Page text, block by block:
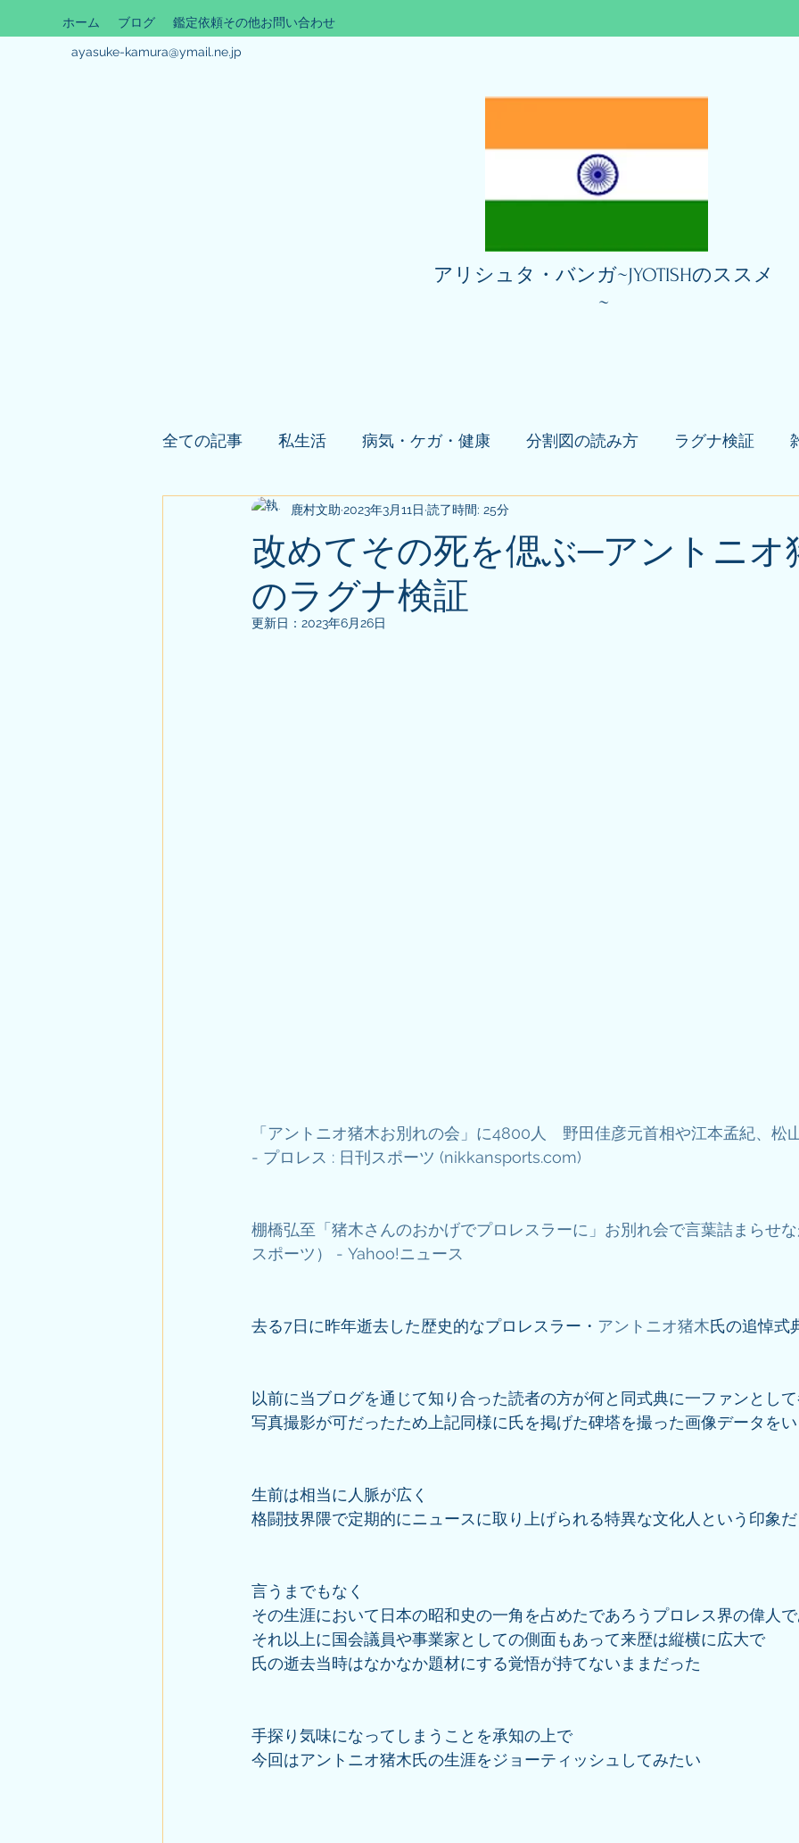
ホーム ブログ 鑑定依頼その他お問い合わせ
ayasuke-kamura@ymail.ne.jp
アリシュタ・バンガ~JYOTISHのススメ
~
全ての記事 私生活 病気・ケガ・健康 分割図の読み方 ラグナ検証
依頼者様の公開鑑定 その他(告知等)
改めてその死を偲ぶ─アントニオ
のラグナ検証
鹿村文助 2023年3月11日 読了時間: 25分
更新日： 2023年6月26日
「アントニオ猪木お別れの会」に4800人　野田佳彦元首相や江本孟紀、松
- プロレス : 日刊スポーツ (nikkansports.com)
棚橋弘至「猪木さんのおかげでプロレスラーに」お別れ会で言葉詰まらせ
スポーツ） - Yahoo!ニュース
去る7日に昨年逝去した歴史的なプロレスラー・ アントニオ猪木氏の追悼式
以前に当ブログを通じて知り合った読者の方が何と同式典に一ファンとし
写真撮影が可だったため上記同様に氏を掲げた碑塔を撮った画像データを
生前は相当に人脈が広く
格闘技界隈で定期的にニュースに取り上げられる特異な文化人という印象
言うまでもなく
その生涯において日本の昭和史の一角を占めたであろうプロレス界の偉人
それ以上に国会議員や事業家としての側面もあって来歴は縦横に広大で
氏の逝去当時はなかなか題材にする覚悟が持てないままだった
手探り気味になってしまうことを承知の上で
今回はアントニオ猪木氏の生涯をジョーティッシュしてみたい